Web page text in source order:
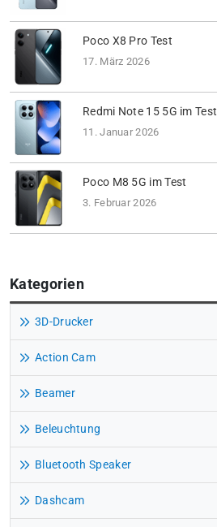
Poco X8 Pro Test
17. März 2026
Redmi Note 15 5G im Test
11. Januar 2026
Poco M8 5G im Test
3. Februar 2026
Kategorien
3D-Drucker
Action Cam
Beamer
Beleuchtung
Bluetooth Speaker
Dashcam